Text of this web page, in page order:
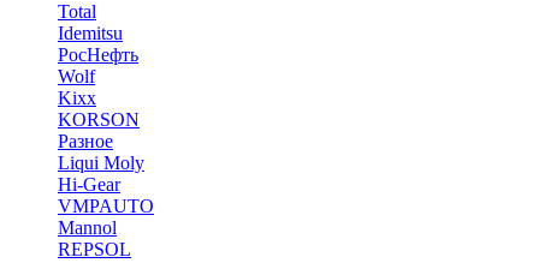
Total
Idemitsu
РосНефть
Wolf
Kixx
KORSON
Разное
Liqui Moly
Hi-Gear
VMPAUTO
Mannol
REPSOL